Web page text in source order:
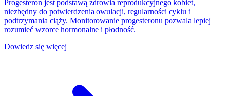
Progesteron jest podstawą zdrowia reprodukcyjnego kobiet,
niezbędny do potwierdzenia owulacji, regularności cyklu i
podtrzymania ciąży. Monitorowanie progesteronu pozwala lepiej
rozumieć wzorce hormonalne i płodność.
Dowiedz się więcej